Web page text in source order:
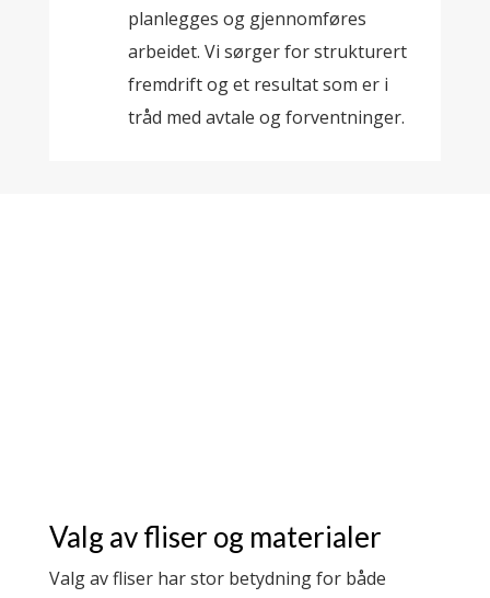
planlegges og gjennomføres
arbeidet. Vi sørger for strukturert
fremdrift og et resultat som er i
tråd med avtale og forventninger.
Valg av fliser og materialer
Valg av fliser har stor betydning for både